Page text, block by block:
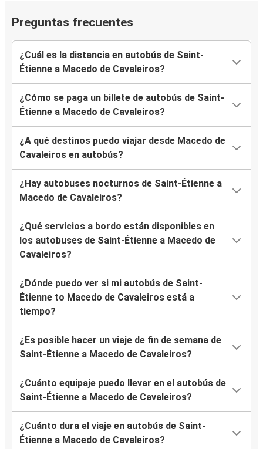
Preguntas frecuentes
¿Cuál es la distancia en autobús de Saint-
Étienne a Macedo de Cavaleiros?
¿Cómo se paga un billete de autobús de Saint-
Étienne a Macedo de Cavaleiros?
¿A qué destinos puedo viajar desde Macedo de
Cavaleiros en autobús?
¿Hay autobuses nocturnos de Saint-Étienne a
Macedo de Cavaleiros?
¿Qué servicios a bordo están disponibles en
los autobuses de Saint-Étienne a Macedo de
Cavaleiros?
¿Dónde puedo ver si mi autobús de Saint-
Étienne to Macedo de Cavaleiros está a
tiempo?
¿Es posible hacer un viaje de fin de semana de
Saint-Étienne a Macedo de Cavaleiros?
¿Cuánto equipaje puedo llevar en el autobús de
Saint-Étienne a Macedo de Cavaleiros?
¿Cuánto dura el viaje en autobús de Saint-
Étienne a Macedo de Cavaleiros?